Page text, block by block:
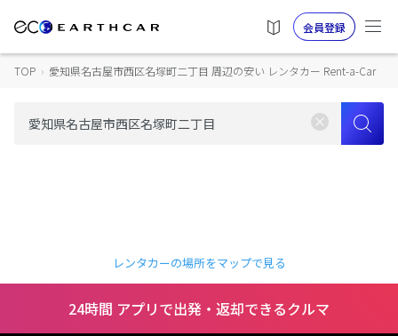
会員登録
TOP › 愛知県名古屋市西区名塚町二丁目 周辺の安い レンタカー Rent-a-Car
レンタカーの場所をマップで見る
24時間 アプリで出発・返却できるクルマ